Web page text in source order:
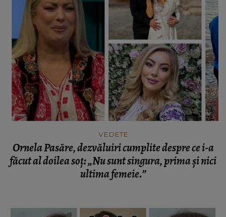
VEDETE
Ornela Pasăre, dezvăluiri cumplite despre ce i-a
făcut al doilea soț: „Nu sunt singura, prima și nici
ultima femeie.”